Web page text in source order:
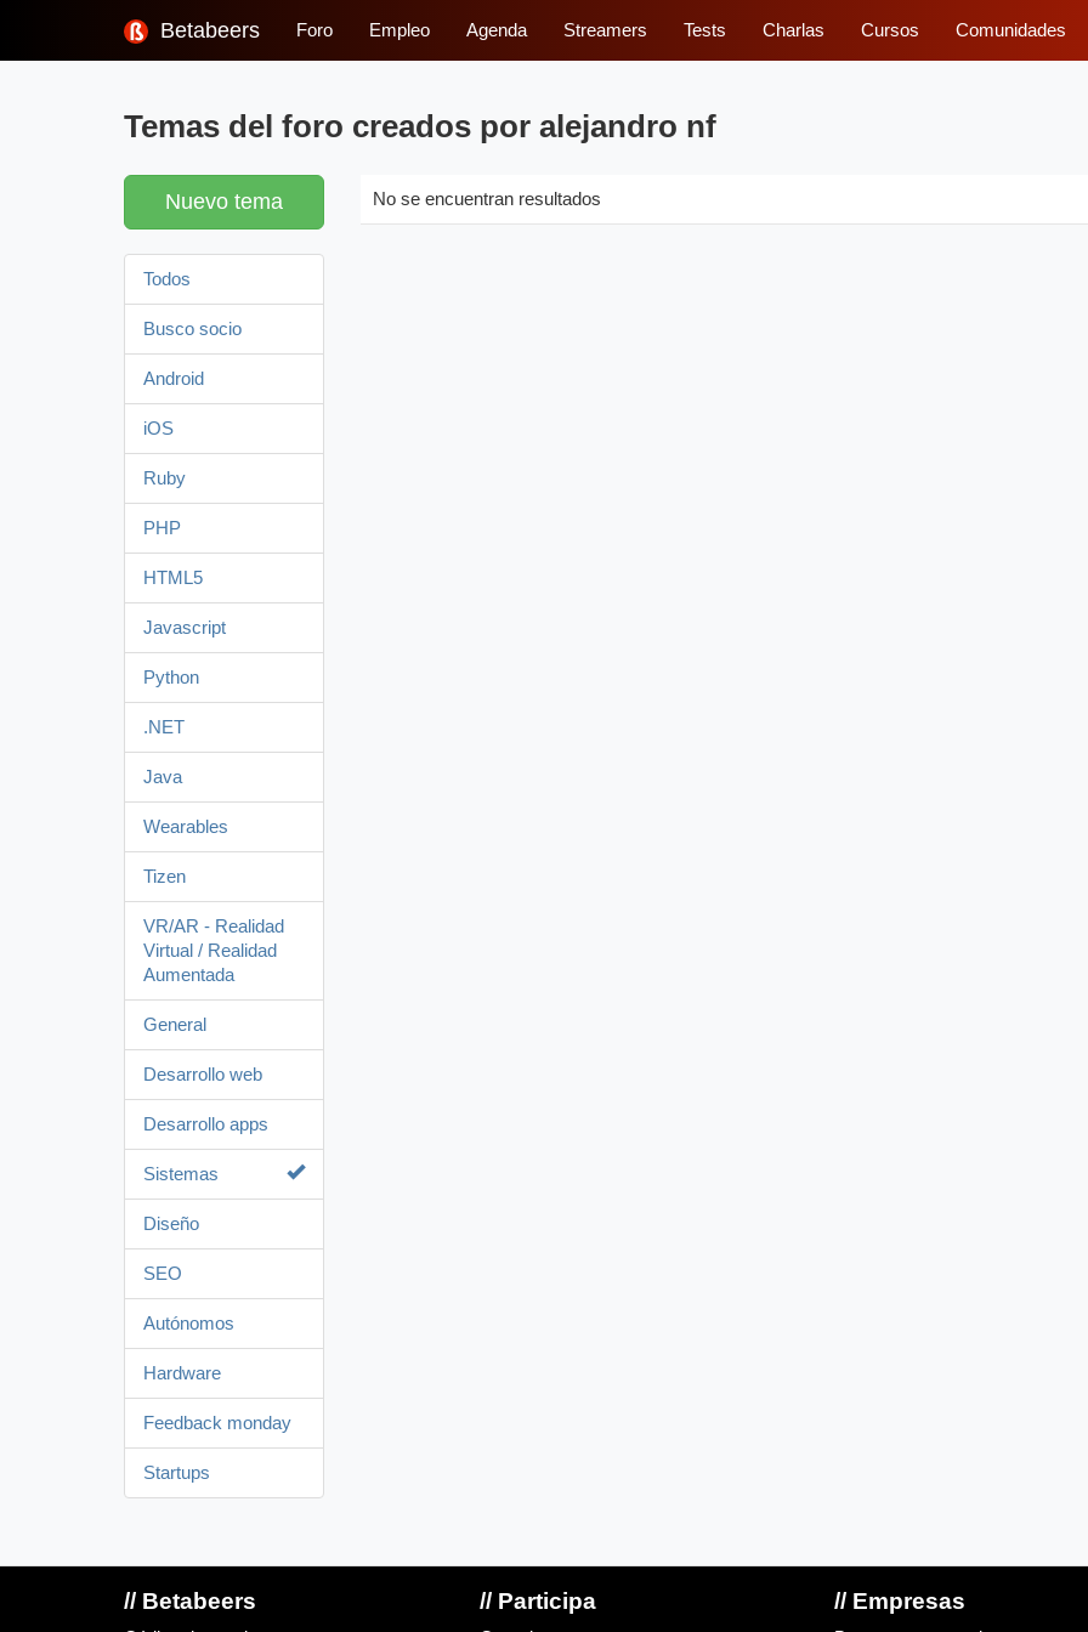
Betabeers Foro Empleo Agenda Streamers Tests Charlas Cursos Comunidades
Temas del foro creados por alejandro nf
Nuevo tema
Todos
Busco socio
Android
iOS
Ruby
PHP
HTML5
Javascript
Python
.NET
Java
Wearables
Tizen
VR/AR - Realidad
Virtual / Realidad
Aumentada
General
Desarrollo web
Desarrollo apps
Sistemas
Diseño
SEO
Autónomos
Hardware
Feedback monday
Startups
No se encuentran resultados
// Betabeers // Participa // Empresas